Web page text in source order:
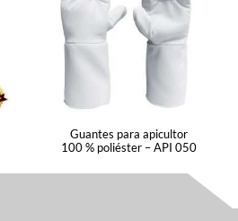
Guantes para apicultor
100 % poliéster – API 050